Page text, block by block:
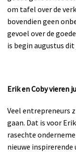
om tafel over de
bovendien geen
gevoel over de
is begin augustus
Erik en Coby vieren
Veel entrepreneurs
gaan. Dat is voor
rasechte
nieuwe inspirerende